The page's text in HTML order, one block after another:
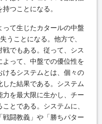
つことになる。
て生じたカタールの中盤
うことになる。他方で、
でもある。従って、シス
って、中盤での優位性を
けるシステムとは、個々の
た結果である。システム
を最大限に生かし、チー
とである。システムに、
闘教義」や「勝ちパター